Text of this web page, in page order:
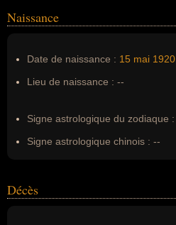
Nom de famille :Audiard
Naissance
Date de naissance : 15 mai 1920
Lieu de naissance : --
Signe astrologique du zodiaque :
Signe astrologique chinois : --
Décès